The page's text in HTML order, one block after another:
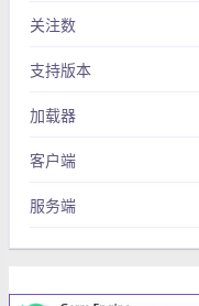
关注数
支持版本
加载器
客户端
服务端